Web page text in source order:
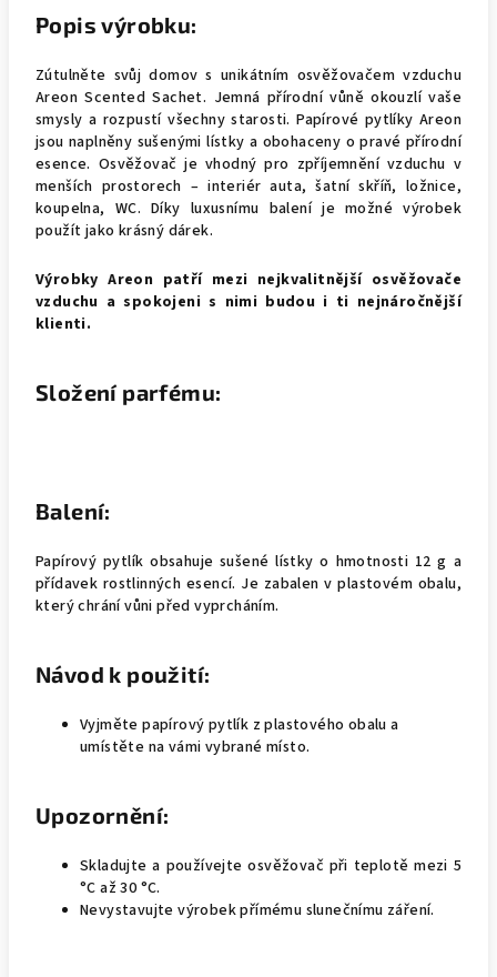
Popis výrobku:
Zútulněte svůj domov s unikátním osvěžovačem vzduchu
Areon Scented Sachet. Jemná přírodní vůně okouzlí vaše
smysly a rozpustí všechny starosti. Papírové pytlíky Areon
jsou naplněny sušenými lístky a obohaceny o pravé přírodní
esence. Osvěžovač je vhodný pro zpříjemnění vzduchu v
menších prostorech – interiér auta, šatní skříň, ložnice,
koupelna, WC. Díky luxusnímu balení je možné výrobek
použít jako krásný dárek.
Výrobky Areon patří mezi nejkvalitnější osvěžovače
vzduchu a spokojeni s nimi budou i ti nejnáročnější
klienti.
Složení parfému:
Balení:
Papírový pytlík obsahuje sušené lístky o hmotnosti 12 g a
přídavek rostlinných esencí. Je zabalen v plastovém obalu,
který chrání vůni před vyprcháním.
Návod k použití:
Vyjměte papírový pytlík z plastového obalu a
umístěte na vámi vybrané místo.
Upozornění:
Skladujte a používejte osvěžovač při teplotě mezi 5
°C až 30 °C.
Nevystavujte výrobek přímému slunečnímu záření.